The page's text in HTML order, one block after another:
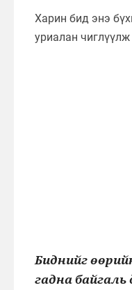
Харин бид энэ
уриалан
Биднийг
гадна